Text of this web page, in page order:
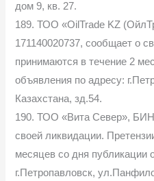
дом 9, кв. 27.
189. ТОО «OilTrade KZ
171140020737, сообщает о
принимаются в течение 2
объявления по адресу:
Казахстана, зд.54.
190. ТОО «Вита Север»,
своей ликвидации.
месяцев со дня публикации
г.Петропавловск,